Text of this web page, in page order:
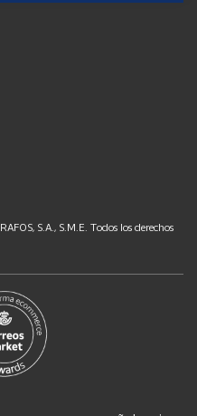
S.A., S.M.E. Todos los derechos